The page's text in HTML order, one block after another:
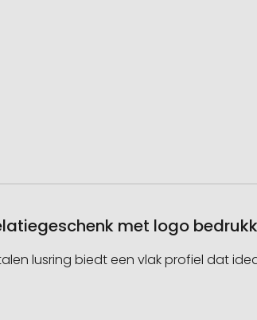
met logo
lusring biedt een vlak profiel dat